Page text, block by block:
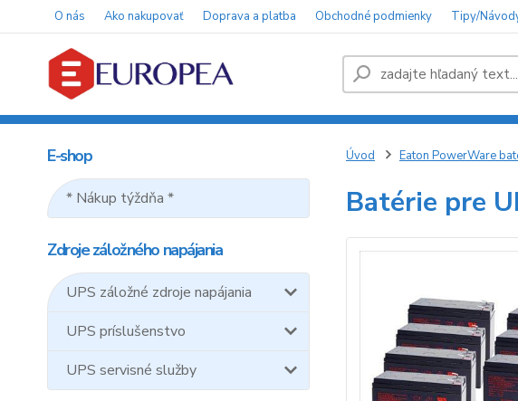
O nás Ako nakupovať Doprava a platba Obchodné podmienky Tipy/
E-shop
* Nákup týždňa *
Zdroje záložného napájania
UPS záložné zdroje napájania
UPS príslušenstvo
UPS servisné služby
Úvod Eaton PowerWare
Batérie pre